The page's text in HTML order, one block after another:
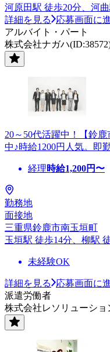
河原田駅 徒歩20分、河
詳細を見る
応募画面に
アルバイト・パート
株式会社ナガハ
20～50代活躍中！【鈴
中♪時給1200円人気。即
経理時給1,200円〜
勤務地
面接地
三重県鈴鹿市南玉垣町
玉垣駅 徒歩14分、柳駅
未経験OK
詳細を見る
応募画面に
派遣労働者
株式会社レソリューショ